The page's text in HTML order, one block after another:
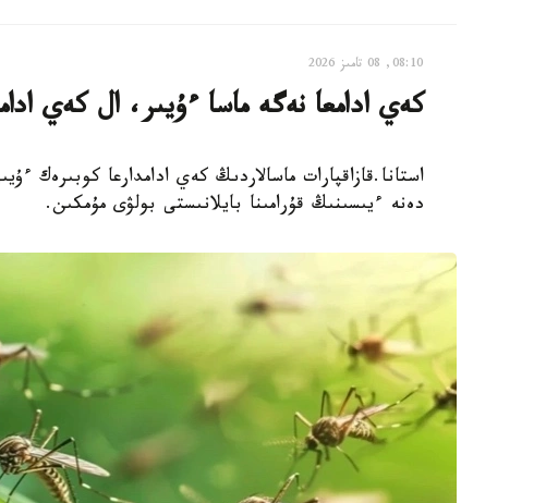
08:10, 08 تامىز 2026
كەي ادامعا نەگە ماسا ءۇيىر، ال كەي
استانا.قازاقپارات ماسالاردىڭ كەي ادامدارعا كوبىرەك
دەنە ءيىسىنىڭ قۇرامىنا بايلانىستى بولۋى مۇمكىن.